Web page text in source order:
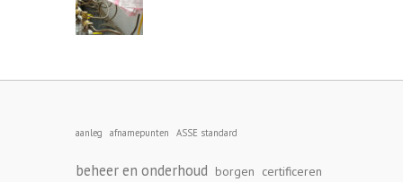
aanleg afnamepunten ASSE standard
beheer en onderhoud borgen certificeren